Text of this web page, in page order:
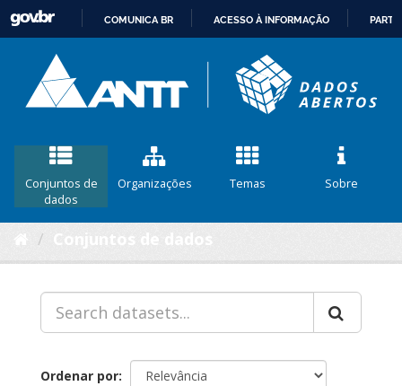
CONTEÚDO
COMUNICA BR ACESSO À INFORMAÇÃO
Conjuntos de
dados
Organizações Temas Sobre
Ordenar por